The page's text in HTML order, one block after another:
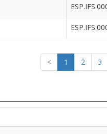
< 1 2 3